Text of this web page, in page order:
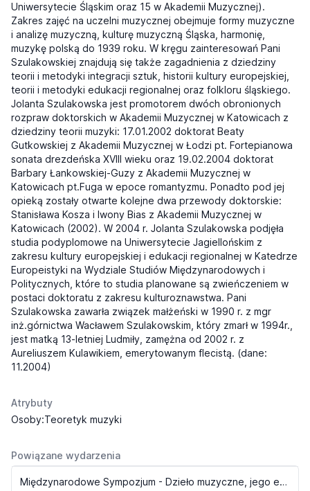
Uniwersytecie Śląskim oraz 15 w Akademii Muzycznej).
Zakres zajęć na uczelni muzycznej obejmuje formy muzyczne
i analizę muzyczną, kulturę muzyczną Śląska, harmonię,
muzykę polską do 1939 roku. W kręgu zainteresowań Pani
Szulakowskiej znajdują się także zagadnienia z dziedziny
teorii i metodyki integracji sztuk, historii kultury europejskiej,
teorii i metodyki edukacji regionalnej oraz folkloru śląskiego.
Jolanta Szulakowska jest promotorem dwóch obronionych
rozpraw doktorskich w Akademii Muzycznej w Katowicach z
dziedziny teorii muzyki: 17.01.2002 doktorat Beaty
Gutkowskiej z Akademii Muzycznej w Łodzi pt. Fortepianowa
sonata drezdeńska XVIII wieku oraz 19.02.2004 doktorat
Barbary Łankowskiej-Guzy z Akademii Muzycznej w
Katowicach pt.Fuga w epoce romantyzmu. Ponadto pod jej
opieką zostały otwarte kolejne dwa przewody doktorskie:
Stanisława Kosza i Iwony Bias z Akademii Muzycznej w
Katowicach (2002). W 2004 r. Jolanta Szulakowska podjęła
studia podyplomowe na Uniwersytecie Jagiellońskim z
zakresu kultury europejskiej i edukacji regionalnej w Katedrze
Europeistyki na Wydziale Studiów Międzynarodowych i
Politycznych, które to studia planowane są zwieńczeniem w
postaci doktoratu z zakresu kulturoznawstwa. Pani
Szulakowska zawarła związek małżeński w 1990 r. z mgr
inż.górnictwa Wacławem Szulakowskim, który zmarł w 1994r.,
jest matką 13-letniej Ludmiły, zamężna od 2002 r. z
Aureliuszem Kulawikiem, emerytowanym flecistą. (dane:
11.2004)
Atrybuty
Osoby:Teoretyk muzyki
Powiązane wydarzenia
Międzynarodowe Sympozjum - Dzieło muzyczne, jego estetyka, struktura i recepcja